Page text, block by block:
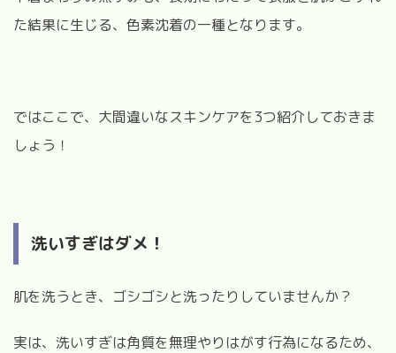
た結果に生じる、色素沈着の一種となります。
ではここで、大間違いなスキンケアを3つ紹介しておきま
しょう！
洗いすぎはダメ！
肌を洗うとき、ゴシゴシと洗ったりしていませんか？
実は、洗いすぎは角質を無理やりはがす行為になるため、